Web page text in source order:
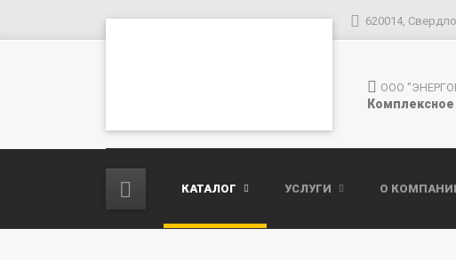
620014,
КАТАЛОГ УСЛУГИ О
ООО